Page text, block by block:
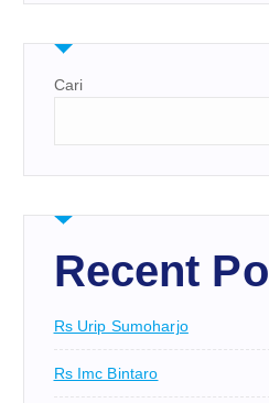
Cari
Recent
Rs Urip Sumoharjo
Rs Imc Bintaro